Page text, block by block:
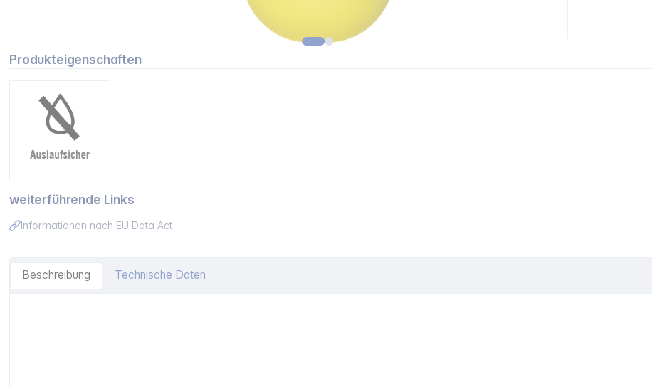
Produkteigenschaften
weiterführende Links
Informationen nach EU Data Act
Beschreibung Technische Daten